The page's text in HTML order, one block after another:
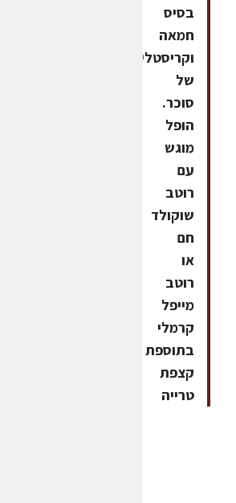
בסיס
חמאה
וקריסטלים
של
סוכר.
הופל
מוגש
עם
רוטב
שוקולד
חם
או
רוטב
מייפל
קרמלי
בתוספת
קצפת
טרייה